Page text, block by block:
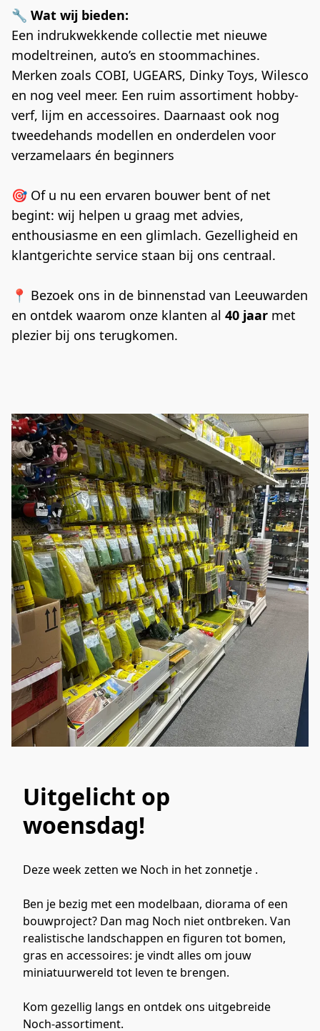
🔧 Wat wij bieden:
Een indrukwekkende collectie met nieuwe
modeltreinen, auto’s en stoommachines.
Merken zoals COBI, UGEARS, Dinky Toys, Wilesco
en nog veel meer. Een ruim assortiment hobby-
verf, lijm en accessoires. Daarnaast ook nog
tweedehands modellen en onderdelen voor
verzamelaars én beginners
🎯 Of u nu een ervaren bouwer bent of net
begint: wij helpen u graag met advies,
enthousiasme en een glimlach. Gezelligheid en
klantgerichte service staan bij ons centraal.
📍 Bezoek ons in de binnenstad van Leeuwarden
en ontdek waarom onze klanten al 40 jaar met
plezier bij ons terugkomen.
Uitgelicht op
woensdag!
Deze week zetten we Noch in het zonnetje .
Ben je bezig met een modelbaan, diorama of een
bouwproject? Dan mag Noch niet ontbreken. Van
realistische landschappen en figuren tot bomen,
gras en accessoires: je vindt alles om jouw
miniatuurwereld tot leven te brengen.
Kom gezellig langs en ontdek ons uitgebreide
Noch-assortiment.